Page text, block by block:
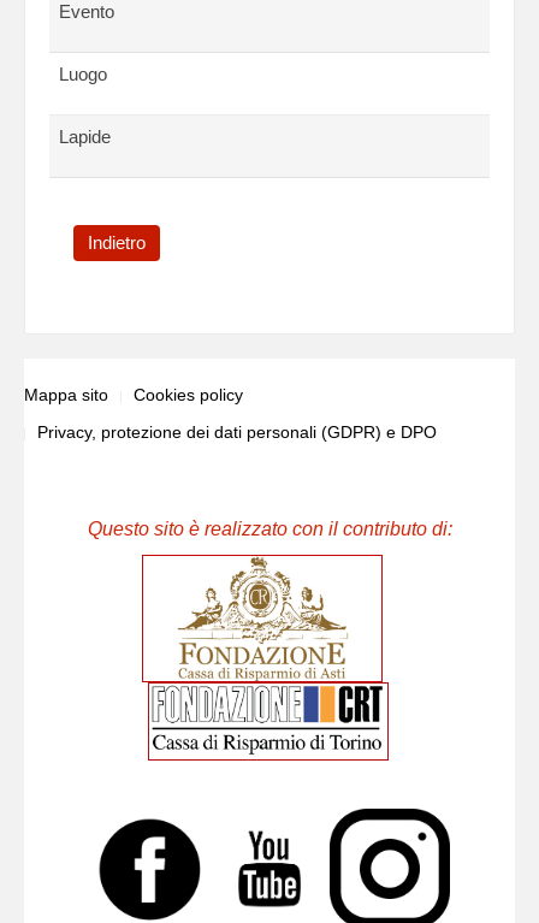
Evento
Luogo
Lapide
Indietro
Mappa sito
Cookies policy
Privacy, protezione dei dati personali (GDPR) e DPO
Questo sito è realizzato con il contributo di: